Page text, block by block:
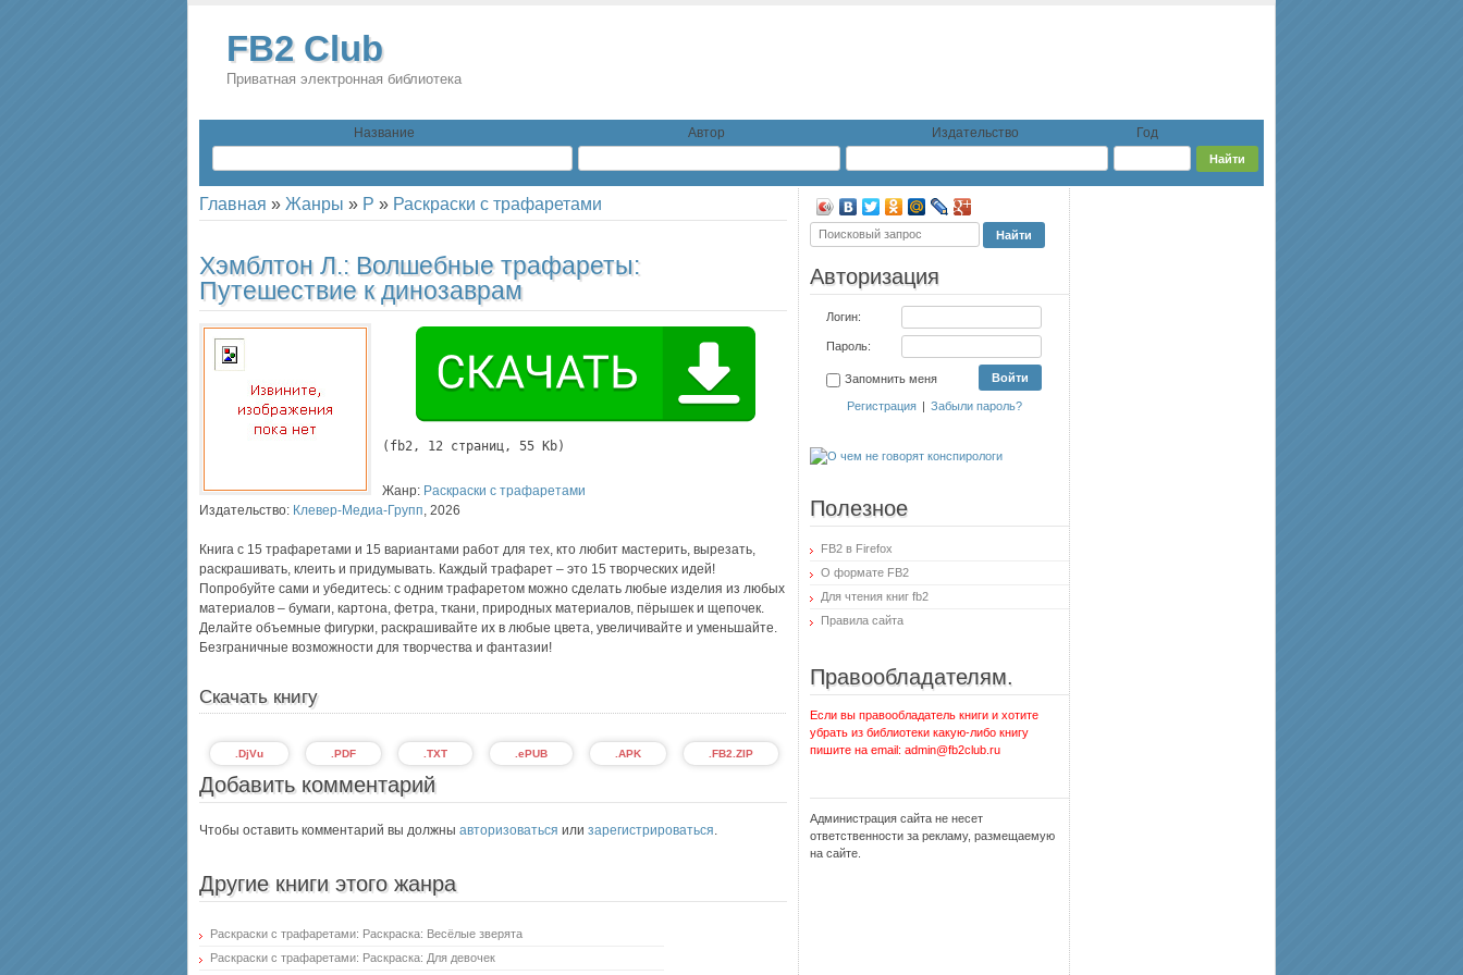
FB2 Club
Приватная электронная библиотека
Название Автор Издательство Год
Главная » Жанры » Р » Раскраски с трафаретами
Хэмблтон Л.: Волшебные трафареты:
Путешествие к динозаврам
( fb2, 12 страниц, 55 Kb)
Жанр: Раскраски с трафаретами
Издательство: Клевер-Медиа-Групп, 2026
Книга с 15 трафаретами и 15 вариантами работ для тех, кто любит мастерить, вырезать,
раскрашивать, клеить и придумывать. Каждый трафарет – это 15 творческих идей!
Попробуйте сами и убедитесь: с одним трафаретом можно сделать любые изделия из любых
материалов – бумаги, картона, фетра, ткани, природных материалов, пёрышек и щепочек.
Делайте объемные фигурки, раскрашивайте их в любые цвета, увеличивайте и уменьшайте.
Безграничные возможности для творчества и фантазии!
Скачать книгу
.FB2.ZIP
.APK
.ePUB
.TXT
.PDF
.DjVu
Добавить комментарий
Чтобы оставить комментарий вы должны авторизоваться или зарегистрироваться.
Другие книги этого жанра
Раскраски с трафаретами: Раскраска: Весёлые зверята
Раскраски с трафаретами: Раскраска: Для девочек
Авторизация
Логин:
Пароль:
Запомнить меня
Регистрация | Забыли пароль?
Полезное
FB2 в Firefox
О формате FB2
Для чтения книг fb2
Правила сайта
Правообладателям.
Если вы правообладатель книги и хотите
убрать из библиотеки какую-либо книгу
пишите на email: admin@fb2club.ru
Администрация сайта не несет
ответственности за рекламу, размещаемую
на сайте.